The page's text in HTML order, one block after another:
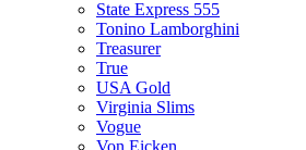
State Express 555
Tonino Lamborghini
Treasurer
True
USA Gold
Virginia Slims
Vogue
Von Eicken